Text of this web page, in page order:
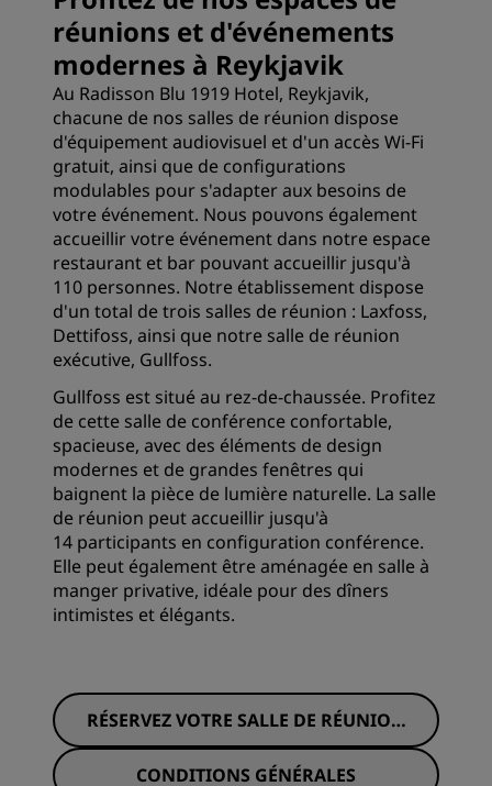
réunions et d'événements
modernes à Reykjavik
Au Radisson Blu 1919 Hotel, Reykjavik,
chacune de nos salles de réunion dispose
d'équipement audiovisuel et d'un accès Wi-Fi
gratuit, ainsi que de configurations
modulables pour s'adapter aux besoins de
votre événement. Nous pouvons également
accueillir votre événement dans notre espace
restaurant et bar pouvant accueillir jusqu'à
110 personnes. Notre établissement dispose
d'un total de trois salles de réunion : Laxfoss,
Dettifoss, ainsi que notre salle de réunion
exécutive, Gullfoss.
Gullfoss est situé au rez-de-chaussée. Profitez
de cette salle de conférence confortable,
spacieuse, avec des éléments de design
modernes et de grandes fenêtres qui
baignent la pièce de lumière naturelle. La salle
de réunion peut accueillir jusqu'à
14 participants en configuration conférence.
Elle peut également être aménagée en salle à
manger privative, idéale pour des dîners
intimistes et élégants.
RÉSERVEZ VOTRE SALLE DE RÉUNION
DÈS MAINTENANT
CONDITIONS GÉNÉRALES